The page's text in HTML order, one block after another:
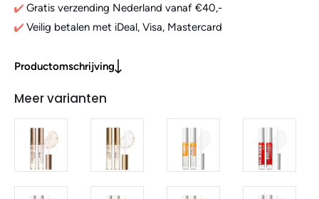
Gratis verzending Nederland vanaf €40,-
Veilig betalen met iDeal, Visa, Mastercard
Productomschrijving
Meer varianten